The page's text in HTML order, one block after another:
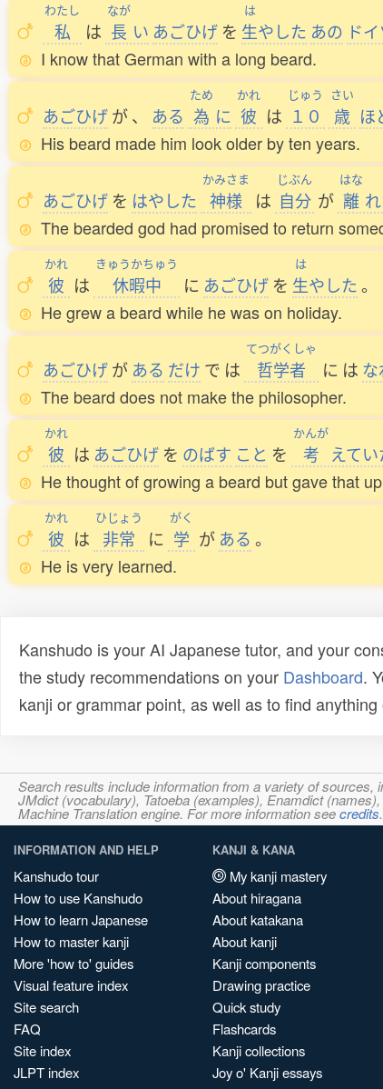
わたし
私 は
なが
長 い あごひげ を
は
生やした あの ド
I know that German with a long beard.
あごひげが、 ある
ため
為 に
かれ
彼 は
じゅう
１０
さい
歳 ほ
His beard made him look older by ten years.
あごひげ を はやした
かみさま
神様 は
じぶん
自分 が
はな
離
The bearded god had promised to return
かれ
彼 は
きゅうかちゅう
休暇中 に あごひげ を
は
生やした。
He grew a beard while he was on holiday.
あごひげが ある だけ で は
てつがくしゃ
哲学者 に は
The beard does not make the philosopher.
かれ
彼 は あごひげ を のばす こと を
かんが
考 えてい
He thought of growing a beard but gave that
かれ
彼 は
ひじょう
非常 に
がく
学 が ある 。
He is very learned.
Kanshudo is your AI Japanese tutor, and your
the study recommendations on your Dashboard.
kanji or grammar point, as well as to find
Search results include information from a variety of
JMdict (vocabulary), Tatoeba (examples), Enamdict
Machine Translation engine. For more information seecredits.
INFORMATION AND HELP
Kanshudo tour
How to use Kanshudo
How to learn Japanese
How to master kanji
More 'how to' guides
Visual feature index
Site search
FAQ
Site index
JLPT index
KANJI & KANA
My kanji mastery
About hiragana
About katakana
About kanji
Kanji components
Drawing practice
Quick study
Flashcards
Kanji collections
Joy o' Kanji essays